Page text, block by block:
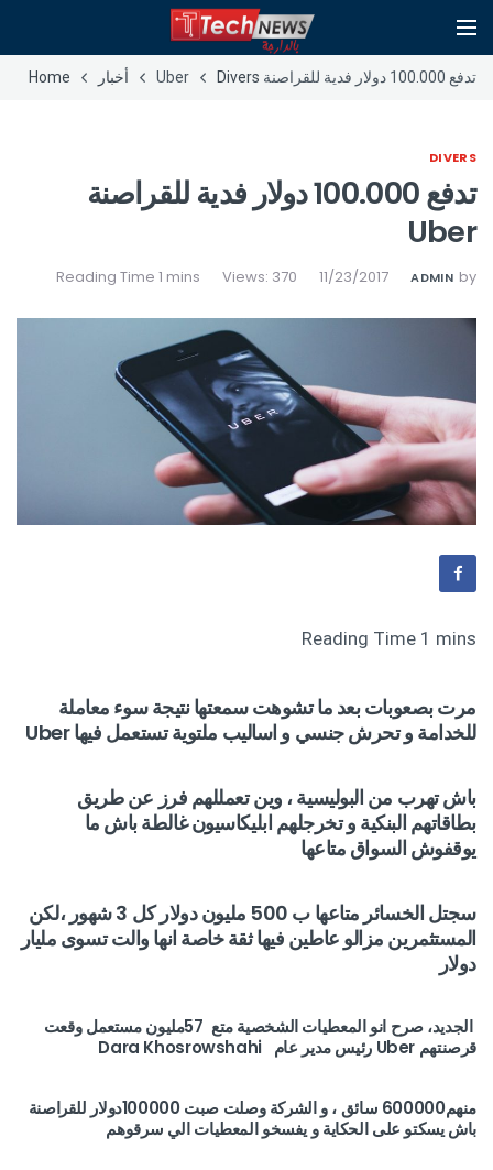
تدفع 100.000 دولار فدية للقراصنة Uber Divers أخبار Home
DIVERS
تدفع 100.000 دولار فدية للقراصنة
Uber
by
ADMIN
11/23/2017
Views: 370
مرت بصعوبات بعد ما تشوهت سمعتها نتيجة سوء معاملة
للخدامة و تحرش جنسي و اساليب ملتوية تستعمل فيها Uber
باش تهرب من البوليسية ، وين تعمللهم فرز عن طريق
بطاقاتهم البنكية و تخرجلهم ابليكاسيون غالطة باش ما
يوقفوش السواق متاعها
سجتل الخسائر متاعها ب 500 مليون دولار كل 3 شهور ،لكن
المستثمرين مزالو عاطين فيها ثقة خاصة انها والت تسوى مليار
دولار
الجديد، صرح انو المعطيات الشخصية متع 57مليون مستعمل وقعت
قرصنتهم Uber رئيس مدير عام Dara Khosrowshahi
منهم600000 سائق ، و الشركة وصلت صبت 100000دولار للقراصنة
باش يسكتو على الحكاية و يفسخو المعطيات الي سرقوهم